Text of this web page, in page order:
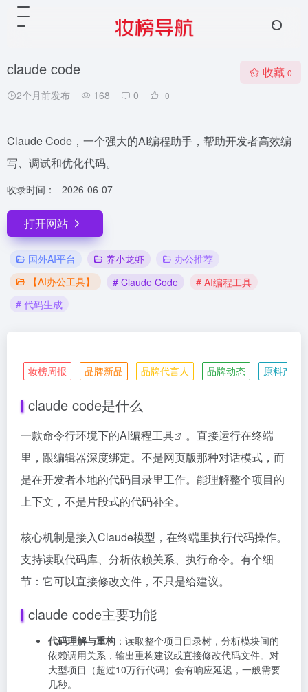
claude code
2个月前发布 168 0 0
收藏 0
Claude Code，一个强大的AI编程助手，帮助开发者高效编
写、调试和优化代码。
收录时间： 2026-06-07
打开网站
国外AI平台 养小龙虾
办公推荐
【AI办公工具】
# Claude Code
# AI编程工具
# 代码生成
妆榜周报 品牌新品 品牌代言人 品牌动态 原料产业
claude code是什么
一款命令行环境下的AI编程工具
。直接运行在终端
里，跟编辑器深度绑定。不是网页版那种对话模式，而
是在开发者本地的代码目录里工作。能理解整个项目的
上下文，不是片段式的代码补全。
核心机制是接入Claude模型，在终端里执行代码操作。
支持读取代码库、分析依赖关系、执行命令。有个细
节：它可以直接修改文件，不只是给建议。
claude code主要功能
代码理解与重构 ：读取整个项目目录树，分析模块间的
依赖调用关系，输出重构建议或直接修改代码文件。对
大型项目（超过10万行代码）会有响应延迟，一般需要
几秒。